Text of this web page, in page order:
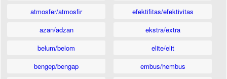
atmosfer/atmosfir
azan/adzan
belum/belom
bengep/bengap
efektifitas/efektivitas
ekstra/extra
elite/elit
embus/hembus